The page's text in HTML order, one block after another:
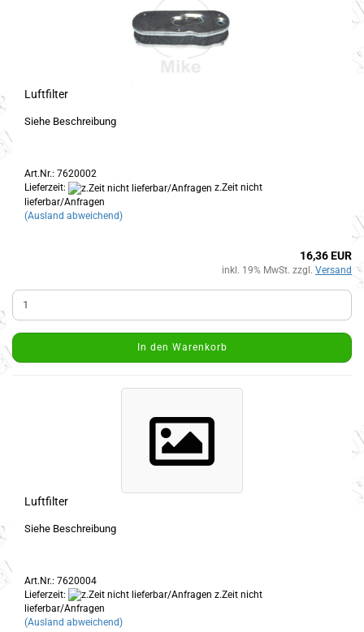
Luftfilter
Siehe Beschreibung
Art.Nr.: 7620002
Lieferzeit:
z.Zeit nicht
lieferbar/Anfragen
(Ausland abweichend)
16,36 EUR
inkl. 19% MwSt. zzgl. Versand
In den Warenkorb
Luftfilter
Siehe Beschreibung
Art.Nr.: 7620004
Lieferzeit:
z.Zeit nicht
lieferbar/Anfragen
(Ausland abweichend)